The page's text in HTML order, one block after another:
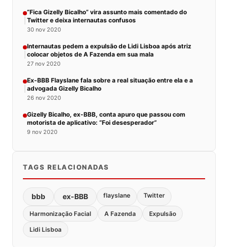
“Fica Gizelly Bicalho” vira assunto mais comentado do
Twitter e deixa internautas confusos
30 nov 2020
Internautas pedem a expulsão de Lidi Lisboa após atriz
colocar objetos de A Fazenda em sua mala
27 nov 2020
Ex-BBB Flayslane fala sobre a real situação entre ela e a
advogada Gizelly Bicalho
26 nov 2020
Gizelly Bicalho, ex-BBB, conta apuro que passou com
motorista de aplicativo: “Foi desesperador”
9 nov 2020
TAGS RELACIONADAS
bbb ex-BBB flayslane Twitter
Harmonização Facial A Fazenda Expulsão
Lidi Lisboa